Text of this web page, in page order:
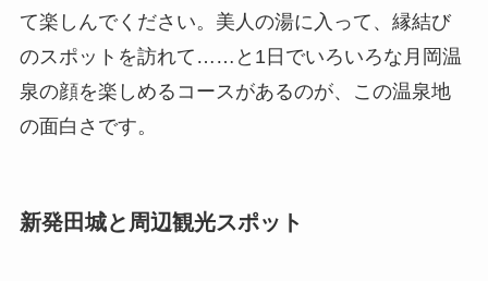
て楽しんでください。美人の湯に入って、縁結び
のスポットを訪れて……と1日でいろいろな月岡温
泉の顔を楽しめるコースがあるのが、この温泉地
の面白さです。
新発田城と周辺観光スポット